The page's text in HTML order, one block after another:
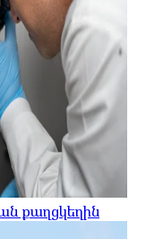
քաղցկեղին